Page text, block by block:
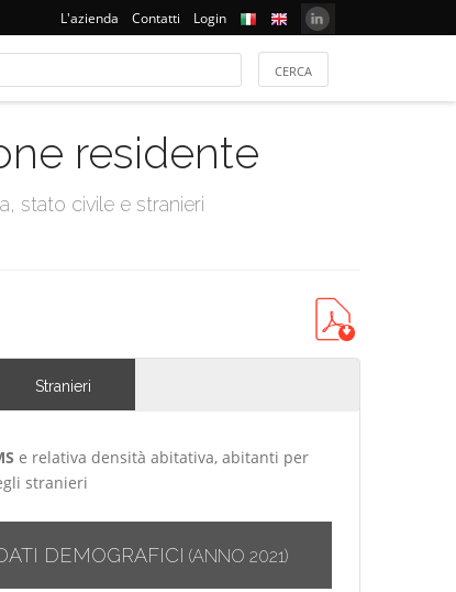
L'azienda Contatti Login
residente
stato civile e stranieri
Stranieri
e relativa densità abitativa, abitanti per
stranieri
DEMOGRAFICI (ANNO 2021)